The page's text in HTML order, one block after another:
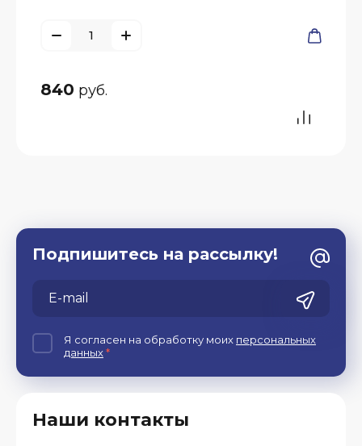
840 руб.
Наши контакты
Подпишитесь на рассылку!
Я согласен на обработку моих персональных
данных*